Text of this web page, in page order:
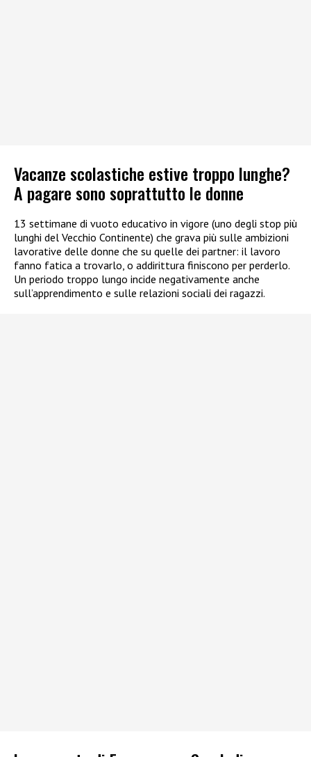
Vacanze scolastiche estive troppo lunghe?
A pagare sono soprattutto le donne
13 settimane di vuoto educativo in vigore (uno degli stop più
lunghi del Vecchio Continente) che grava più sulle ambizioni
lavorative delle donne che su quelle dei partner: il lavoro
fanno fatica a trovarlo, o addirittura finiscono per perderlo.
Un periodo troppo lungo incide negativamente anche
sull’apprendimento e sulle relazioni sociali dei ragazzi.